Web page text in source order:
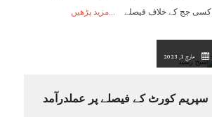
کسی جج کے خلاف فیصلے مزید پڑھیں
مارچ 1, 2023
سپریم کورٹ کے فیصلے پر عملدرآمد